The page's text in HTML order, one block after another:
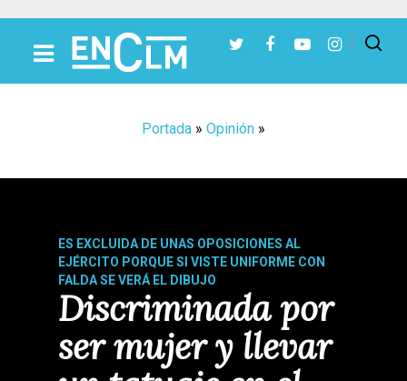
Portada » Opinión »
ES EXCLUIDA DE UNAS OPOSICIONES AL
EJÉRCITO PORQUE SI VISTE UNIFORME CON
FALDA SE VERÁ EL DIBUJO
Discriminada por
ser mujer y llevar